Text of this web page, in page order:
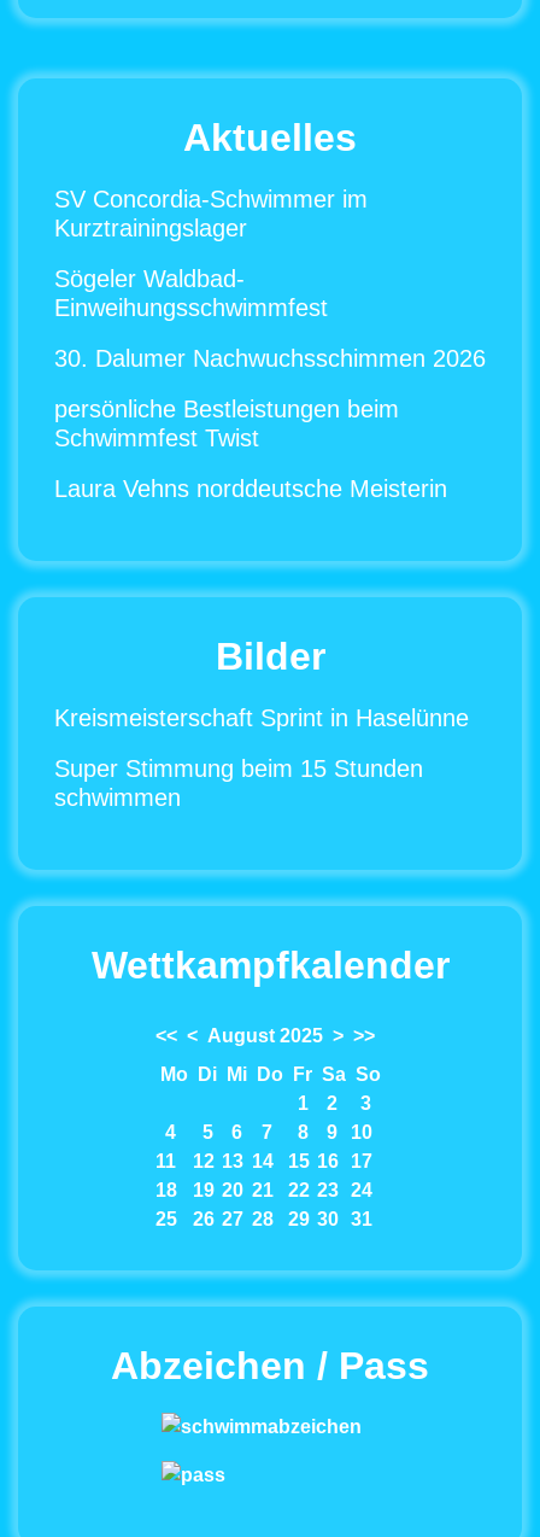
Aktuelles
SV Concordia-Schwimmer im
Kurztrainingslager
Sögeler Waldbad-
Einweihungsschwimmfest
30. Dalumer Nachwuchsschimmen 2026
persönliche Bestleistungen beim
Schwimmfest Twist
Laura Vehns norddeutsche Meisterin
Bilder
Kreismeisterschaft Sprint in Haselünne
Super Stimmung beim 15 Stunden
schwimmen
Wettkampfkalender
<< < August 2025 > >>
Mo
Di Mi Do Fr Sa So
1
2
3
4
5 6 7 8 9
10
11
12 13 14 15 16
17
18
19 20 21 22 23
24
25
26 27 28 29 30 31
Abzeichen / Pass